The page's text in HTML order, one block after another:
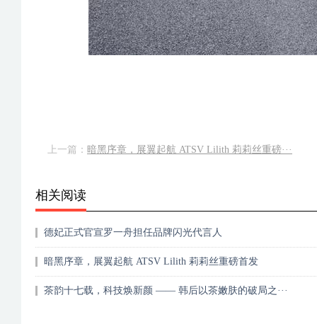
上一篇： 暗黑序章，展翼起航 ATSV Lilith 莉莉丝重磅···
相关阅读
德妃正式官宣罗一舟担任品牌闪光代言人
暗黑序章，展翼起航 ATSV Lilith 莉莉丝重磅首发
茶韵十七载，科技焕新颜 —— 韩后以茶嫩肤的破局之···